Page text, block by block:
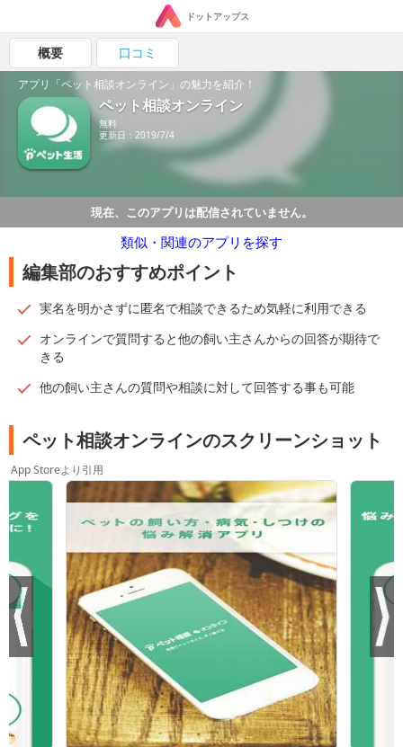
ドットアップス
概要 口コミ
アプリ「ペット相談オンライン」の魅力を紹介！
ペット相談オンライン
無料
更新日：2019/7/4
現在、このアプリは配信されていません。
類似・関連のアプリを探す
編集部のおすすめポイント
実名を明かさずに匿名で相談できるため気軽に利用できる
オンラインで質問すると他の飼い主さんからの回答が期待で
きる
他の飼い主さんの質問や相談に対して回答する事も可能
ペット相談オンラインのスクリーンショット
App Storeより引用